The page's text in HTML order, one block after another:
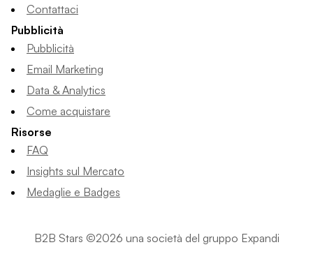
Contattaci
Pubblicità
Pubblicità
Email Marketing
Data & Analytics
Come acquistare
Risorse
FAQ
Insights sul Mercato
Medaglie e Badges
B2B Stars ©2026 una società del gruppo Expandi